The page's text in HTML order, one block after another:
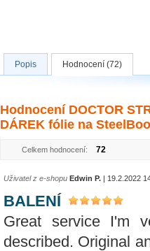
Popis Hodnocení (72)
Hodnocení DOCTOR
DÁREK fólie na
Celkem hodnocení: 72
Uživatel z e-shopu Edwin P. | 19.2.2022
BALENÍ
Great service I'm
described. Original